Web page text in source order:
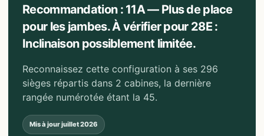
Recommandation : 11A — Plus de place
pour les jambes. À vérifier pour 28E :
Inclinaison possiblement limitée.
Reconnaissez cette configuration à ses 296
sièges répartis dans 2 cabines, la dernière
rangée numérotée étant la 45.
Mis à jourjuillet 2026